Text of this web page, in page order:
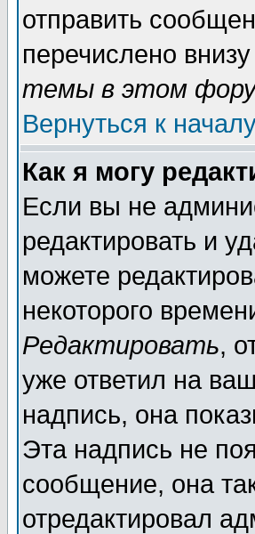
отправить
перечислено
темы в этом
Вернуться к
Как я могу
Если вы не
редактировать и
можете
некоторого
Редактировать,
уже ответил на
надпись, она
Эта надпись не
сообщение, она
отредактировал